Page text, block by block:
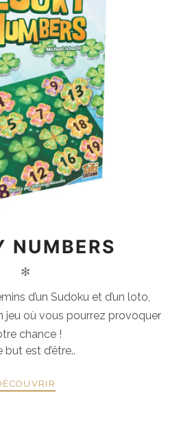
NUMBERS
✻
d’un Sudoku et d’un loto,
jeu où vous pourrez provoquer
chance !
but est d’être..